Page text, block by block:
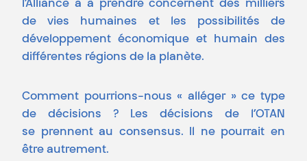
l’Alliance a à prendre concernent des milliers
de vies humaines et les possibilités de
développement économique et humain des
différentes régions de la planète.
Comment pourrions-nous « alléger » ce type
de décisions ? Les décisions de l’OTAN
se prennent au consensus. Il ne pourrait en
être autrement.